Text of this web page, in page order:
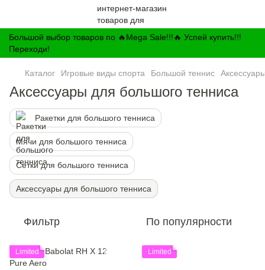
Большой выбор товаров по 🔥Mega Sale!!!🔥 Успей купить!!!
Переходи!
Каталог Игровые виды спорта Большой теннис
Аксессуары для большого тенниса
Ракетки для большого тенниса
Мячи для большого тенниса
Сетки для большого тенниса
Аксессуары для большого тенниса
Фильтр По популярности
Limited Limited